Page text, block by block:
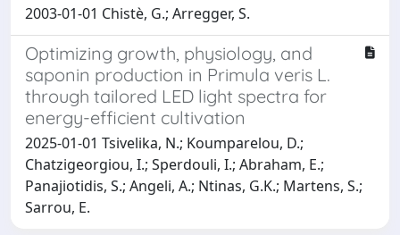
2003-01-01 Chistè, G.; Arregger, S.
Optimizing growth, physiology, and
saponin production in Primula veris L.
through tailored LED light spectra for
energy-efficient cultivation
2025-01-01 Tsivelika, N.; Koumparelou, D.;
Chatzigeorgiou, I.; Sperdouli, I.; Abraham, E.;
Panajiotidis, S.; Angeli, A.; Ntinas, G.K.; Martens, S.;
Sarrou, E.